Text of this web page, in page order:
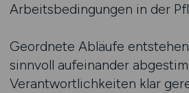
Arbeitsbedingungen in der
Geordnete Abläufe
sinnvoll aufeinander
Verantwortlichkeiten klar